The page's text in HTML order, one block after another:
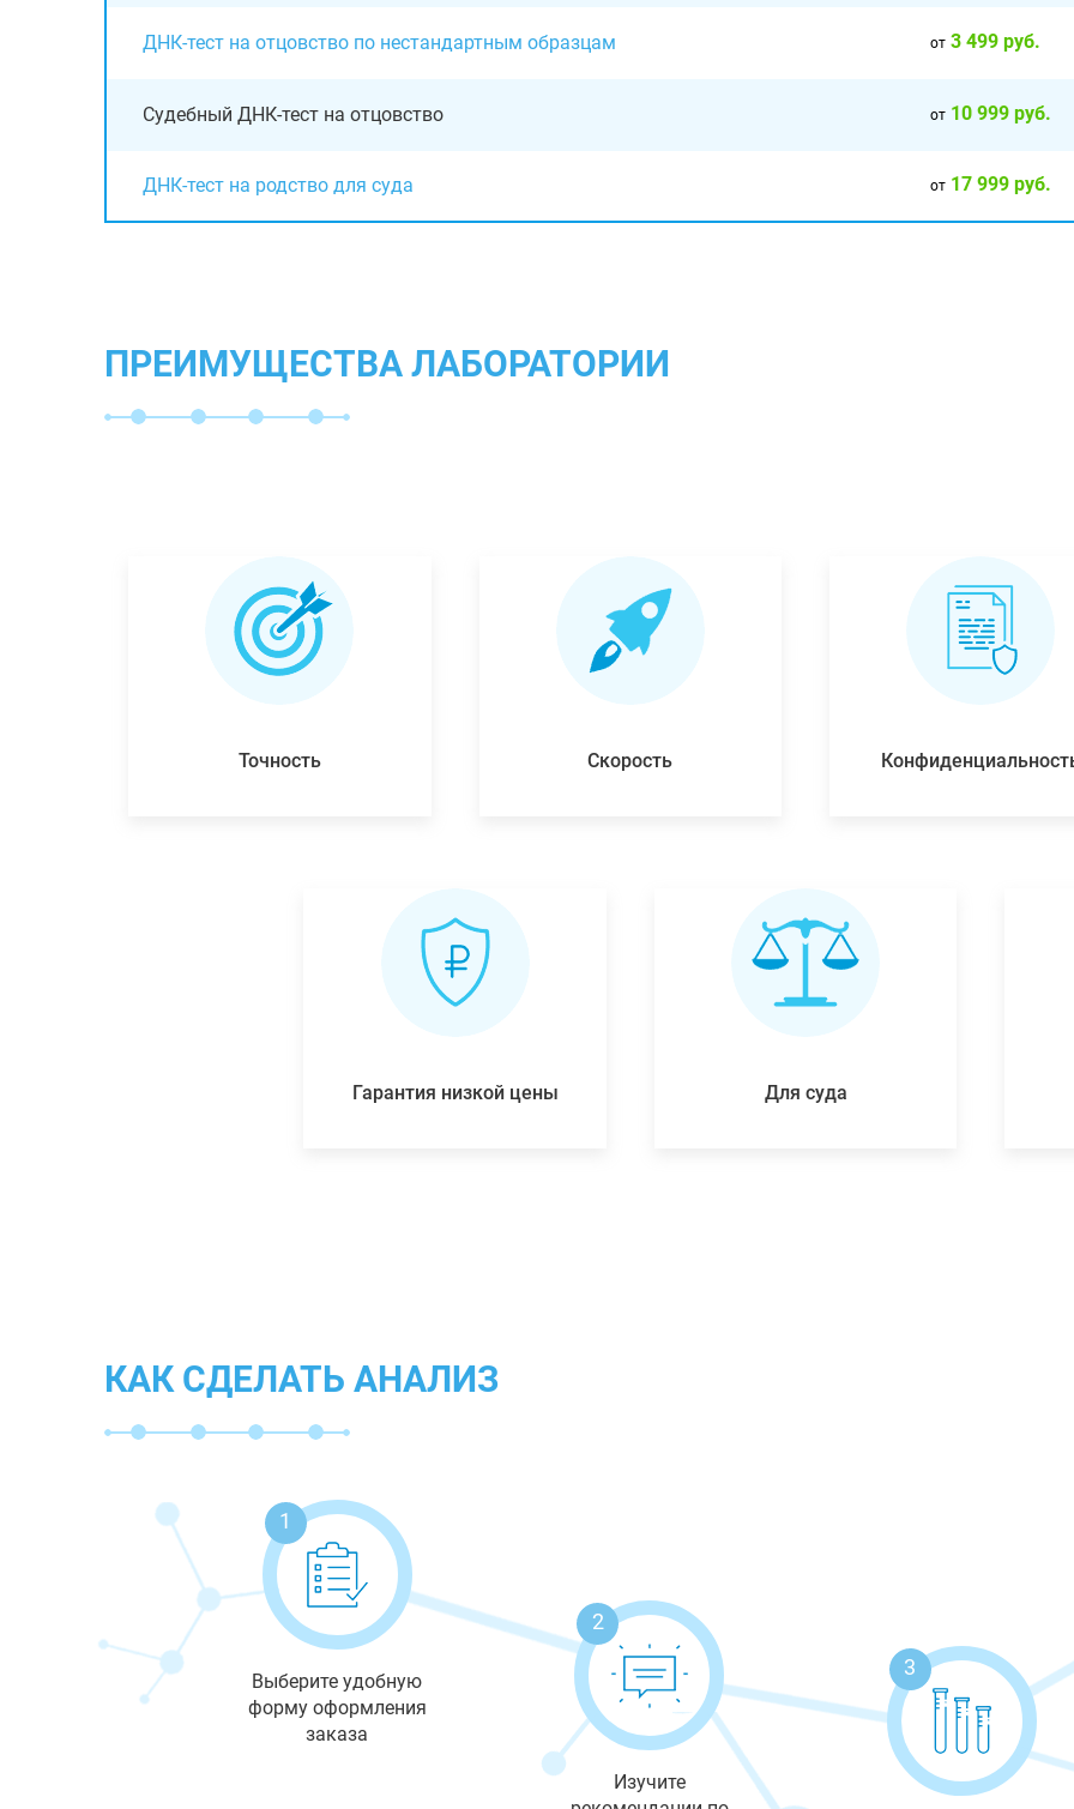
ДНК-тест на отцовство по нестандартным образцам от3 499 руб.
Судебный ДНК-тест на отцовство от10 999 руб.
ДНК-тест на родство для суда от17 999 руб.
ПРЕИМУЩЕСТВА ЛАБОРАТОРИИ
Точность Скорость
Гарантия низкой цены Для суда
КАК СДЕЛАТЬ АНАЛИЗ
1
Выберите удобную
форму оформления
заказа
2
Изучите
3